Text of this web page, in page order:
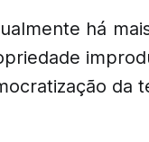
há
da